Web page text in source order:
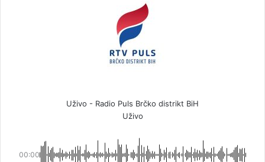
Uživo - Radio Puls Brčko distrikt BiH
Uživo
00:00